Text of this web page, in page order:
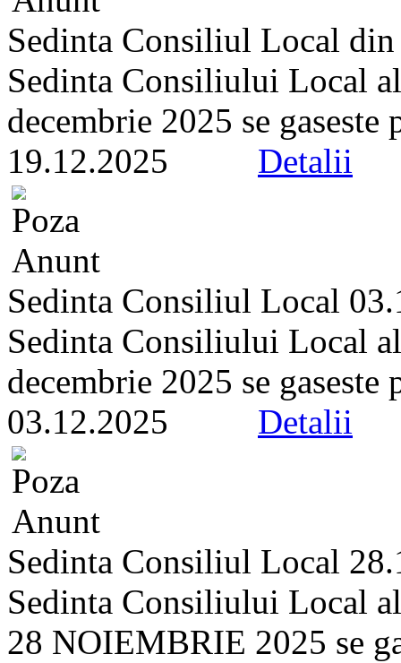
Sedinta Consiliul Local
Sedinta Consiliului Local
decembrie 2025 se
19.12.2025 Detalii
Sedinta Consiliul Local
Sedinta Consiliului Local
decembrie 2025 se
03.12.2025 Detalii
Sedinta Consiliul Local
Sedinta Consiliului Local
28 NOIEMBRIE 2025 se